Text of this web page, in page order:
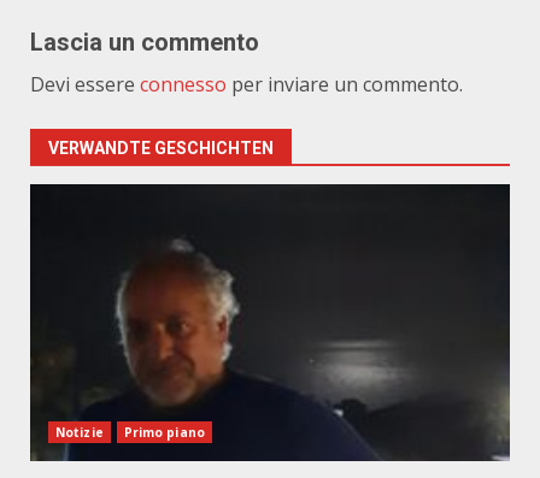
Lascia un commento
Devi essere connesso per inviare un commento.
VERWANDTE GESCHICHTEN
Notizie Primo piano